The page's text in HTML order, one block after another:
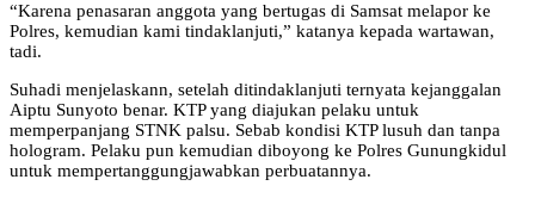
“Karena penasaran anggota yang bertugas di Samsat melapor ke
Polres, kemudian kami tindaklanjuti,” katanya kepada wartawan,
tadi.
Suhadi menjelaskann, setelah ditindaklanjuti ternyata kejanggalan
Aiptu Sunyoto benar. KTP yang diajukan pelaku untuk
memperpanjang STNK palsu. Sebab kondisi KTP lusuh dan tanpa
hologram. Pelaku pun kemudian diboyong ke Polres Gunungkidul
untuk mempertanggungjawabkan perbuatannya.